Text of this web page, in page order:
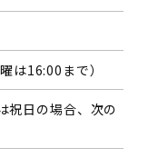
は16:00まで）
祝日の場合、次の